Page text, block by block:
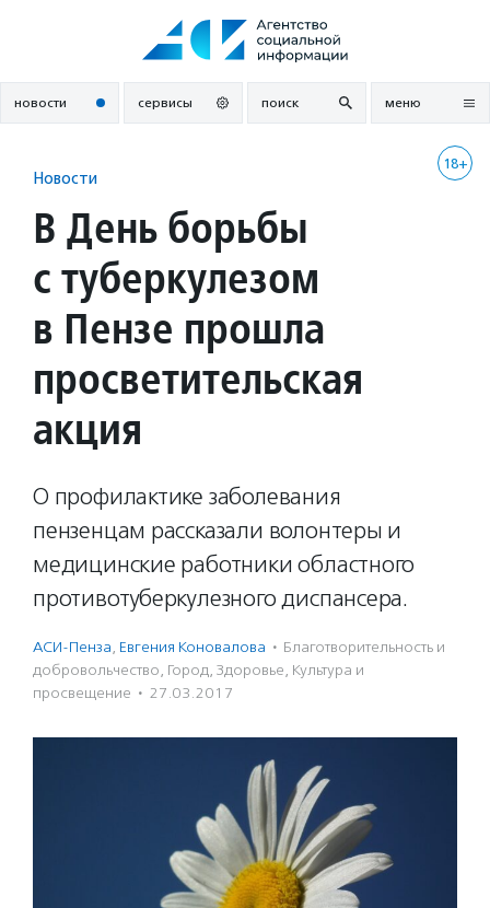
новости сервисы поиск меню
18+
Новости
В День борьбы
с туберкулезом
в Пензе прошла
просветительская
акция
О профилактике заболевания
пензенцам рассказали волонтеры и
медицинские работники областного
противотуберкулезного диспансера.
АСИ-Пенза, Евгения Коновалова · Благотвори­тель­ность и
доброволь­чест­во, Город, Здоровье, Культура и
просвещение · 27.03.2017